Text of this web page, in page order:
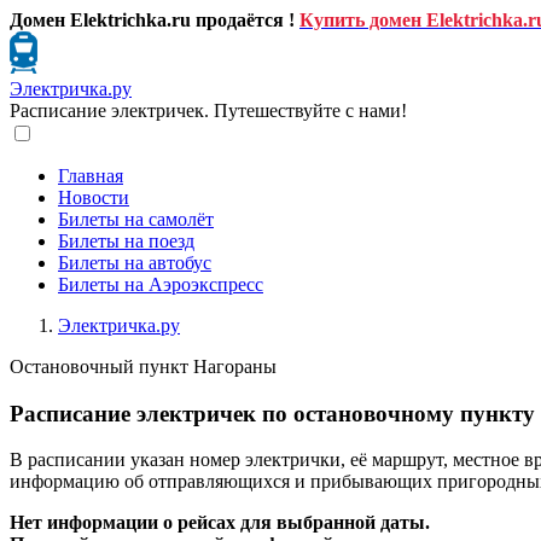
Домен Elektrichka.ru продаётся ! Купить домен
Электричка.ру
Расписание электричек. Путешествуйте с нами!
Главная
Новости
Билеты на самолёт
Билеты на поезд
Билеты на автобус
Билеты на Аэроэкспресс
Электричка.ру
Остановочный пункт Нагораны
Расписание электричек по остановочному
В расписании указан номер электрички, её маршрут, местное
информацию об отправляющихся и прибывающих
Нет информации о рейсах для выбранной даты.